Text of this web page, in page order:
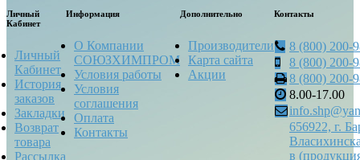
Личный
Кабинет
Личный
Кабинет
История
заказов
Закладки
Возврат
товара
Рассылка
Информация
О Компании
СОЮЗХИМПРОМ
Условия работы
Условия
соглашения
Оплата
Контакты
Дополнительно
Производители
Карта сайта
Акции
Контакты
8 (800) 200-
8 (800) 200-
8 (800) 200-
8.00-17.00
656922, г.
в